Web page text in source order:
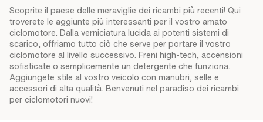
Scoprite il paese delle meraviglie dei ricambi più recenti! Qui
troverete le aggiunte più interessanti per il vostro amato
ciclomotore. Dalla verniciatura lucida ai potenti sistemi di
scarico, offriamo tutto ciò che serve per portare il vostro
ciclomotore al livello successivo. Freni high-tech, accensioni
sofisticate o semplicemente un detergente che funziona.
Aggiungete stile al vostro veicolo con manubri, selle e
accessori di alta qualità. Benvenuti nel paradiso dei ricambi
per ciclomotori nuovi!